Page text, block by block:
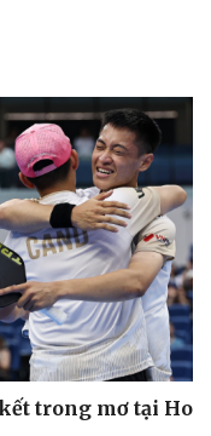
Câu chuyện thời sự
trong mơ tại Ho